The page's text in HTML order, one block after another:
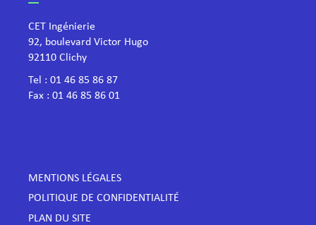
CET Ingénierie
92, boulevard Victor Hugo
​92110 Clichy
Tel : 01 46 85 86 87
Fax : 01 46 85 86 01
MENTIONS LÉGALES
POLITIQUE DE CONFIDENTIALITÉ
PLAN DU SITE